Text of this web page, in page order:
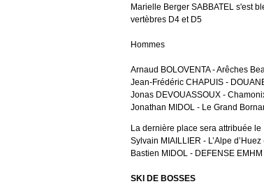
Marielle Berger SABBATEL s'est
vertèbres D4 et D5
Hommes
Arnaud BOLOVENTA - Arêches
Jean-Frédéric CHAPUIS -
Jonas DEVOUASSOUX -
Jonathan MIDOL - Le Grand
La dernière place sera attribuée le
Sylvain MIAILLIER - L’Alpe
Bastien MIDOL - DEFENSE
SKI DE BOSSES